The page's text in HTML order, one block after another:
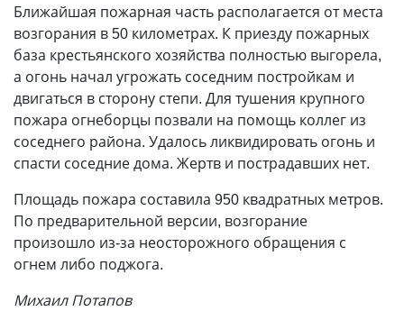
Ближайшая пожарная часть располагается от места
возгорания в 50 километрах. К приезду пожарных
база крестьянского хозяйства полностью выгорела,
а огонь начал угрожать соседним постройкам и
двигаться в сторону степи. Для тушения крупного
пожара огнеборцы позвали на помощь коллег из
соседнего района. Удалось ликвидировать огонь и
спасти соседние дома. Жертв и пострадавших нет.
Площадь пожара составила 950 квадратных метров.
По предварительной версии, возгорание
произошло из-за неосторожного обращения с
огнем либо поджога.
Михаил Потапов